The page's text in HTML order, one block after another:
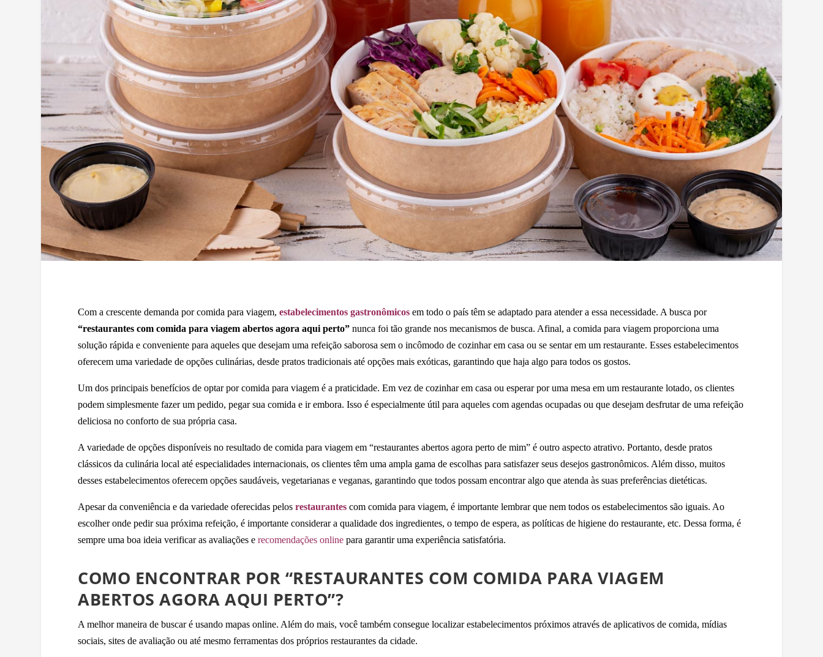
Com a crescente demanda por comida para viagem,estabelecimentos gastronômicos em todo o país têm se adaptado para atender a essa necessidade. A busca por
“restaurantes com comida para viagem abertos agora aqui perto” nunca foi tão grande nos mecanismos de busca. Afinal, a comida para viagem proporciona uma
solução rápida e conveniente para aqueles que desejam uma refeição saborosa sem o incômodo de cozinhar em casa ou se sentar em um restaurante. Esses estabelecimentos
oferecem uma variedade de opções culinárias, desde pratos tradicionais até opções mais exóticas, garantindo que haja algo para todos os gostos.
Um dos principais benefícios de optar por comida para viagem é a praticidade. Em vez de cozinhar em casa ou esperar por uma mesa em um restaurante lotado, os clientes
podem simplesmente fazer um pedido, pegar sua comida e ir embora. Isso é especialmente útil para aqueles com agendas ocupadas ou que desejam desfrutar de uma refeição
deliciosa no conforto de sua própria casa.
A variedade de opções disponíveis no resultado de comida para viagem em “restaurantes abertos agora perto de mim” é outro aspecto atrativo. Portanto, desde pratos
clássicos da culinária local até especialidades internacionais, os clientes têm uma ampla gama de escolhas para satisfazer seus desejos gastronômicos. Além disso, muitos
desses estabelecimentos oferecem opções saudáveis, vegetarianas e veganas, garantindo que todos possam encontrar algo que atenda às suas preferências dietéticas.
Apesar da conveniência e da variedade oferecidas pelosrestaurantes com comida para viagem, é importante lembrar que nem todos os estabelecimentos são iguais. Ao
escolher onde pedir sua próxima refeição, é importante considerar a qualidade dos ingredientes, o tempo de espera, as políticas de higiene do restaurante, etc. Dessa forma, é
sempre uma boa ideia verificar as avaliações erecomendações online para garantir uma experiência satisfatória.
COMO ENCONTRAR POR “RESTAURANTES COM COMIDA PARA VIAGEM
ABERTOS AGORA AQUI PERTO”?
A melhor maneira de buscar é usando mapas online. Além do mais, você também consegue localizar estabelecimentos próximos através de aplicativos de comida, mídias
sociais, sites de avaliação ou até mesmo ferramentas dos próprios restaurantes da cidade.